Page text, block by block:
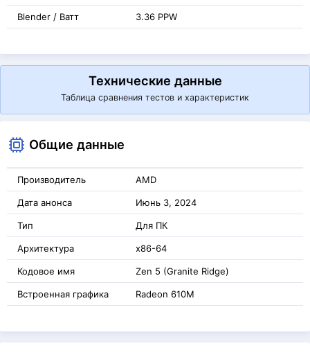
Blender / Ватт 3.36 PPW
Технические данные
Таблица сравнения тестов и характеристик
Общие данные
Производитель AMD
Дата анонса Июнь 3, 2024
Тип Для ПК
Архитектура x86-64
Кодовое имя Zen 5 (Granite Ridge)
Встроенная графика Radeon 610M